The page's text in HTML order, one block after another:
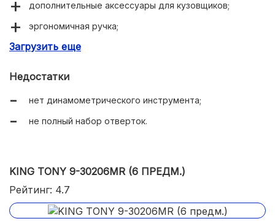
дополнительные аксессуары для кузовщиков;
эргономичная ручка;
прочная рабочая часть.
Загрузить еще
Недостатки
нет динамометрического инструмента;
не полный набор отверток.
KING TONY 9-30206MR (6 ПРЕДМ.)
Рейтинг: 4.7